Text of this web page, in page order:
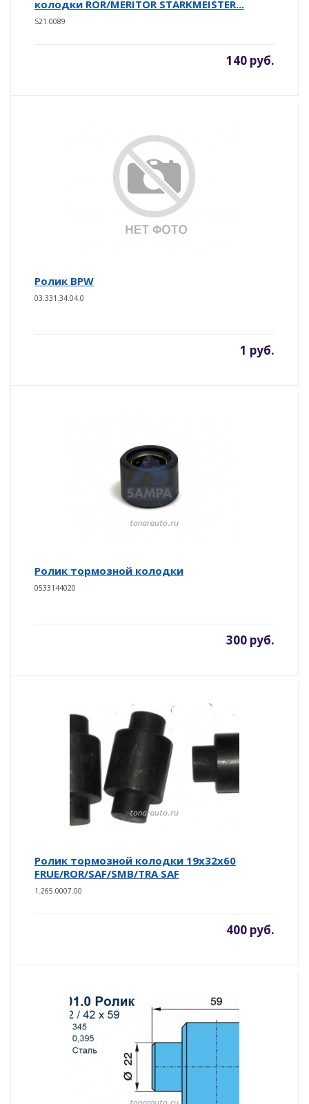
колодки ROR/MERITOR STARKMEISTER...
S21.0089
140 руб.
Ролик BPW
03.331.34.04.0
1 руб.
Ролик тормозной колодки
0533144020
300 руб.
Ролик тормозной колодки 19x32x60
FRUE/ROR/SAF/SMB/TRA SAF
1.265.0007.00
400 руб.